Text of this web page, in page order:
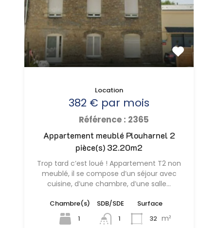
Appartement meublé Plouharnel 2
pièce(s) 32.20m2
Trop tard c’est loué ! Appartement T2 non
meublé, il se compose d’un séjour avec
cuisine, d’une chambre, d’une salle…
Chambre(s)
1
SDB/SDE
1
Surface
32 m²
Location
382 € par mois
Référence : 2365